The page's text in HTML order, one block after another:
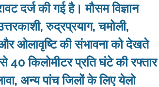
दर्ज की गई है। मौसम विज्ञान
रुद्रप्रयाग, चमोली,
और ओलावृष्टि की संभावना को देखते
किलोमीटर प्रति घंटे की रफ्तार
अन्य पांच जिलों के लिए येलो